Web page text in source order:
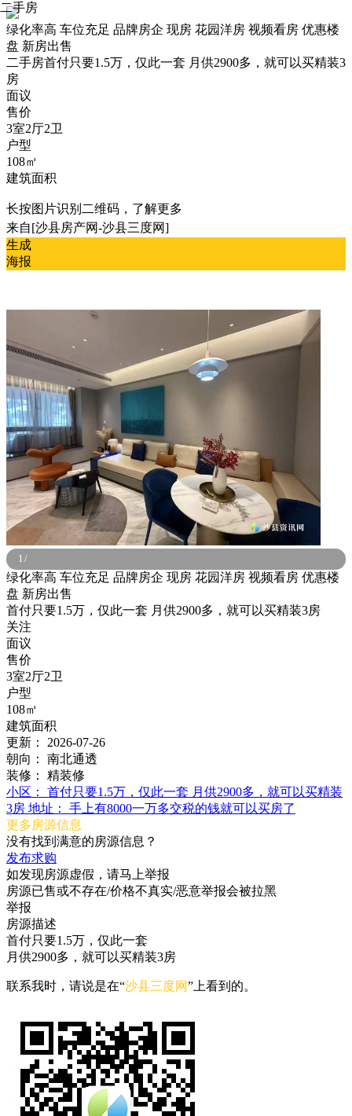
绿化率高 车位充足 品牌房企 现房 花园洋房 视频看房 优惠楼
盘 新房出售
二手房首付只要1.5万，仅此一套 月供2900多，就可以买精装3
房
面议
售价
3室2厅2卫
户型
108㎡
建筑面积
长按图片识别二维码，了解更多
来自[沙县房产网-沙县三度网]
生成
海报
二手房
1/
绿化率高 车位充足 品牌房企 现房 花园洋房 视频看房 优惠楼
盘 新房出售
首付只要1.5万，仅此一套 月供2900多，就可以买精装3房
关注
面议
售价
3室2厅2卫
户型
108㎡
建筑面积
更新：
2026-07-26
朝向：
南北通透
装修：
精装修
小区：
首付只要1.5万，仅此一套 月供2900多，就可以买精装
3房 地址：
手上有8000一万多交税的钱就可以买房了
更多房源信息
没有找到满意的房源信息？
发布求购
如发现房源虚假，请马上举报
房源已售或不存在/价格不真实/恶意举报会被拉黑
举报
房源描述
首付只要1.5万，仅此一套
月供2900多，就可以买精装3房
联系我时，请说是在“沙县三度网”上看到的。